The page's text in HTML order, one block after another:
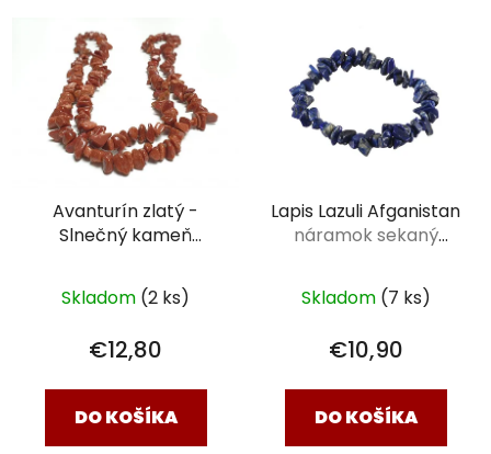
Avanturín zlatý -
Slnečný kameň
sekaný 45cm
Skladom (2 ks)
€12,80
DO KOŠÍKA
Lapis Lazuli Afganistan
náramok sekaný
Skladom (7 ks)
€10,90
DO KOŠÍKA